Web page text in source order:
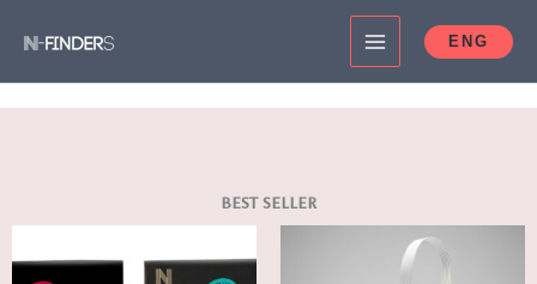
츠
로
ENG
Read More
BEST SELLER